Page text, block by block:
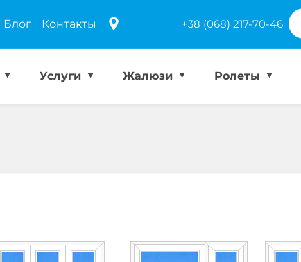
Блог Контакты +38 (068) 217-70-46
Услуги Жалюзи Ролеты